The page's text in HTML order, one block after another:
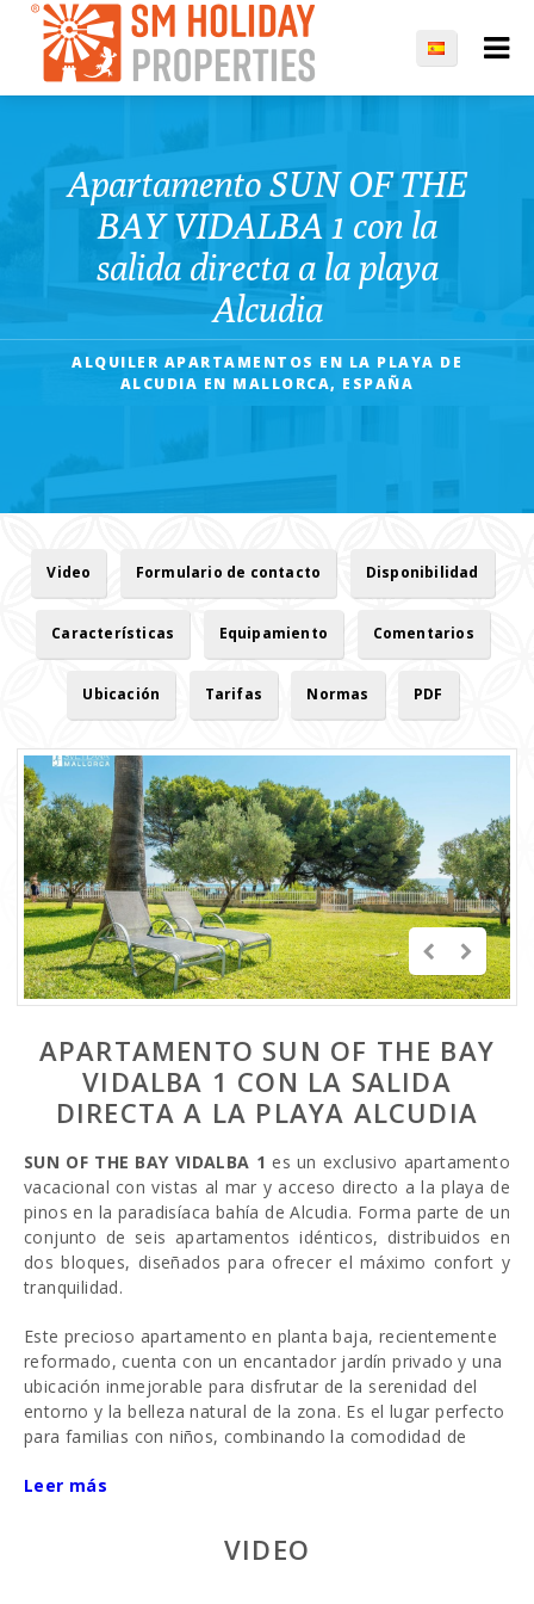
Apartamento SUN OF THE
BAY VIDALBA 1 con la
salida directa a la playa
Alcudia
ALQUILER APARTAMENTOS EN LA PLAYA DE
ALCUDIA EN MALLORCA, ESPAÑA
Video Formulario de contacto Disponibilidad
Características Equipamiento Comentarios
Ubicación Tarifas Normas PDF
APARTAMENTO SUN OF THE BAY
VIDALBA 1 CON LA SALIDA
DIRECTA A LA PLAYA ALCUDIA
SUN OF THE BAY VIDALBA 1 es un exclusivo apartamento
vacacional con vistas al mar y acceso directo a la playa de
pinos en la paradisíaca bahía de Alcudia. Forma parte de un
conjunto de seis apartamentos idénticos, distribuidos en
dos bloques, diseñados para ofrecer el máximo confort y
tranquilidad.
Este precioso apartamento en planta baja, recientemente
reformado, cuenta con un encantador jardín privado y una
ubicación inmejorable para disfrutar de la serenidad del
entorno y la belleza natural de la zona. Es el lugar perfecto
para familias con niños, combinando la comodidad de
y actividades para todas las edades.
Distribución y espacios Al acceder a la propiedad, se
puede entrar tanto por la entrada principal desde la calle
Leer más
VIDEO